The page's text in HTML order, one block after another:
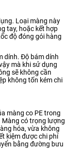
Loại màng này
tay, hoặc kết hợp
độ đóng gói hàng
dính. Độ bám dính
mà khi sử dụng
sẽ không cần
không tốn kém chi
màng co PE trong
Màng có trọng lượng
hóa, vừa không
kiệm được chi phí
bằng đường bưu